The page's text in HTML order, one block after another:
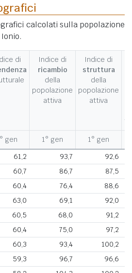
calcolati sulla popolazione
di
Indice di
ricambio
della
popolazione
attiva
Indice di
struttura
della
popolazione
attiva
gen 1° gen 1° gen
61,2 93,7
92,6
60,7 86,7
87,5
60,4 76,4
88,6
63,0 69,1
92,0
60,5 68,0
91,2
60,4 75,0
97,2
60,3 93,4
100,2
59,3 96,7
96,6